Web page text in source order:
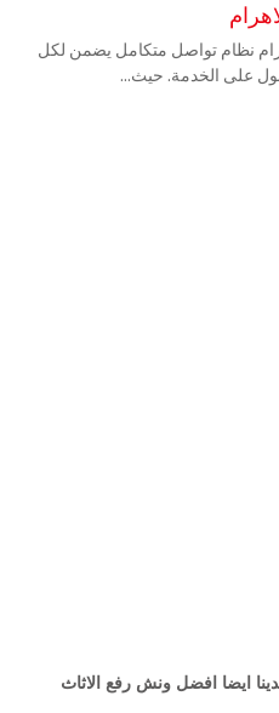
نظام تواصل متكامل يضمن لكل
على الخدمة. حيث…
ايضا افضل ونش رفع الاثاث